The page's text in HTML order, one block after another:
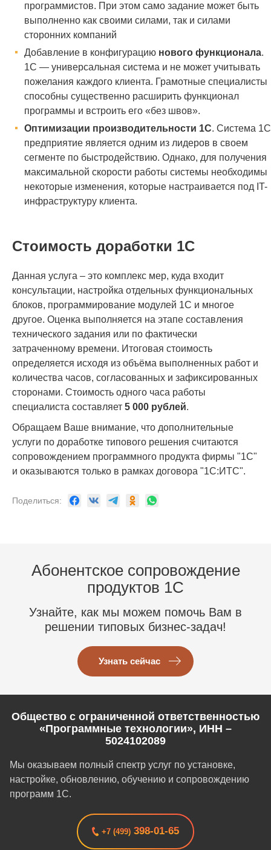
программистов. При этом само задание может быть
выполненно как своими силами, так и силами
сторонних компаний
Добавление в конфигурацию нового функционала.
1С — универсальная система и не может учитывать
пожелания каждого клиента. Грамотные специалисты
способны существенно расширить функционал
программы и встроить его «без швов».
Оптимизации производительности 1С. Система 1С
предприятие является одним из лидеров в своем
сегменте по быстродействию. Однако, для получения
максимальной скорости работы системы необходимы
некоторые изменения, которые настраивается под IT-
инфраструктуру клиента.
Стоимость доработки 1С
Данная услуга – это комплекс мер, куда входит
консультации, настройка отдельных функциональных
блоков, программирование модулей 1С и многое
другое. Оценка выполняется на этапе составления
технического задания или по фактически
затраченному времени. Итоговая стоимость
определяется исходя из объёма выполненных работ и
количества часов, согласованных и зафиксированных
сторонами. Стоимость одного часа работы
специалиста составляет 5 000 рублей.
Обращаем Ваше внимание, что дополнительные
услуги по доработке типового решения считаются
сопровождением программного продукта фирмы "1С"
и оказываются только в рамках договора "1С:ИТС".
Поделиться:
Абонентское сопровождение
продуктов 1C
Узнайте, как мы можем помочь Вам в
решении типовых бизнес-задач!
Узнать сейчас
Общество с ограниченной ответственностью
«Программные технологии», ИНН –
5024102089
Мы оказываем полный спектр услуг по установке,
настройке, обновлению, обучению и сопровождению
программ 1С.
+7 (499) 398-01-65